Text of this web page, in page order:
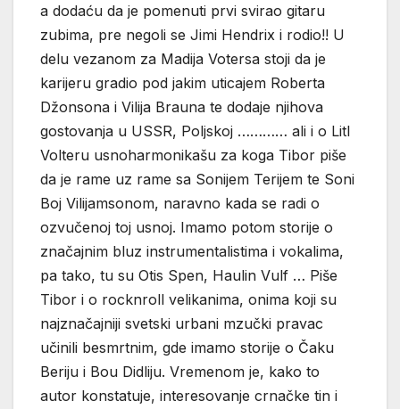
a dodaću da je pomenuti prvi svirao gitaru
zubima, pre negoli se Jimi Hendrix i rodio!! U
delu vezanom za Madija Votersa stoji da je
karijeru gradio pod jakim uticajem Roberta
Džonsona i Vilija Brauna te dodaje njihova
gostovanja u USSR, Poljskoj ………… ali i o Litl
Volteru usnoharmonikašu za koga Tibor piše
da je rame uz rame sa Sonijem Terijem te Soni
Boj Vilijamsonom, naravno kada se radi o
ozvučenoj toj usnoj. Imamo potom storije o
značajnim bluz instrumentalistima i vokalima,
pa tako, tu su Otis Spen, Haulin Vulf … Piše
Tibor i o rocknroll velikanima, onima koji su
najznačajniji svetski urbani mzučki pravac
učinili besmrtnim, gde imamo storije o Čaku
Beriju i Bou Didliju. Vremenom je, kako to
autor konstatuje, interesovanje crnačke tin i